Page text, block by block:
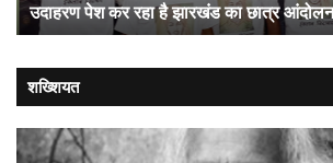
उदाहरण पेश कर रहा है झारखंड का छात्र आंदोलन
शख्शियत